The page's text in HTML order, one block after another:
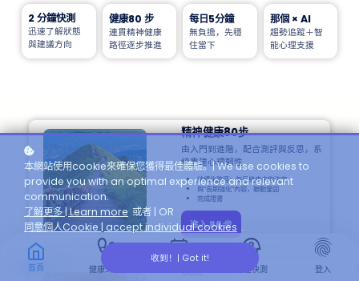
2 分鐘快測
迅速了解狀態
與建議方向
健康80 步
連貫精神健康
路徑逐步推進
每日5分鐘
無負擔，先穩
住當下
那個 × AI
趨勢追蹤＋智
能心理支援
精神健康80步
由入門到進階，配合測評與反思，系
統重建心理韌性
結構化路徑：每日幾步由你決定
與“長期強化”內容，聯動鞏固
完成證書
進入 80 步
快測
首頁
footprint
健康5段路
calendar_lock psychology_alt
心理快測
fingerprint
登入
本網站使用cookie來確保您獲得最佳體驗。| We use cookies to
provide you with an optimal experience and relevant
communication.
了解更多 | Learn more 或者 | OR
同意個人Cookie | accept individual cookies .
收到！| Got it!